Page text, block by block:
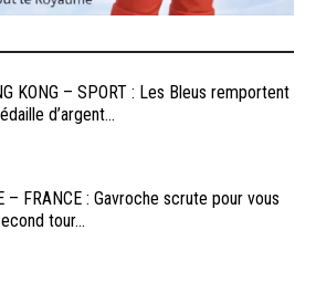
KONG – SPORT : Les Bleus remportent
d’argent...
– FRANCE : Gavroche scrute pour vous
tour...